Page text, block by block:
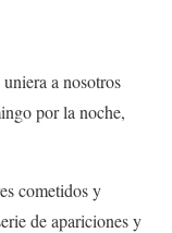
a nosotros
por la noche,
cometidos y
de apariciones y